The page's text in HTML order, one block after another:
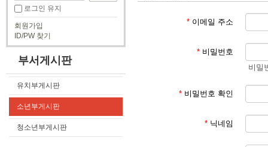
로그인 유지
회원가입
ID/PW 찾기
부서게시판
유치부게시판
소년부게시판
청소년부게시판
* 이메일 주소
* 비밀번호
비밀
* 비밀번호 확인
* 닉네임